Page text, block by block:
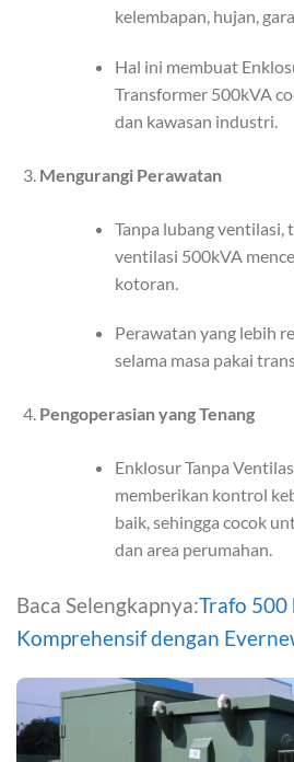
kelembapan, hujan,
Hal ini membuat
Transformer 500kVA
dan kawasan industri.
Mengurangi Perawatan
Tanpa lubang ventilasi,
ventilasi 500kVA
kotoran.
Perawatan yang lebih
selama masa pakai
Pengoperasian yang Tenang
Enklosur Tanpa
memberikan kontrol
baik, sehingga cocok
dan area perumahan.
Baca Selengkapnya:Trafo 500
Komprehensif dengan